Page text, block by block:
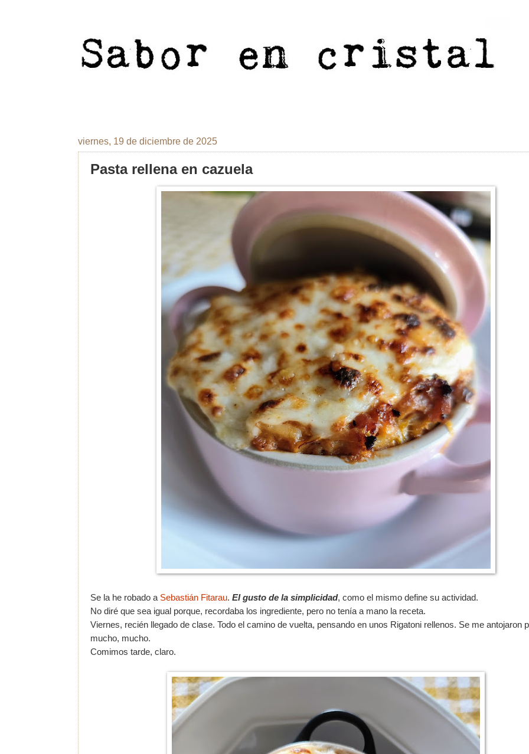
viernes, 19 de diciembre de 2025
Pasta rellena en cazuela
Se la he robado a Sebastián Fitarau. El gusto de la simplicidad, como el mismo define su actividad.
No diré que sea igual porque, recordaba los ingrediente, pero no tenía a mano la receta.
Viernes, recién llegado de clase. Todo el camino de vuelta, pensando en unos Rigatoni rellenos. Se me antojaron
mucho, mucho.
Comimos tarde, claro.